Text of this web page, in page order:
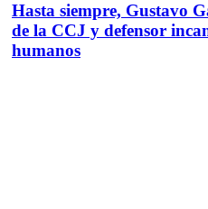
Hasta siempre, Gustavo
de la CCJ y defensor
humanos